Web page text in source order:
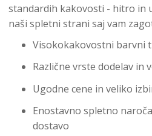
standardih kakovosti - hitro in
naši spletni strani saj vam
Visokokakovostni barvni
Različne vrste dodelav in
Ugodne cene in veliko
Enostavno spletno
dostavo